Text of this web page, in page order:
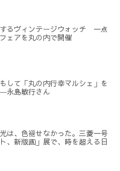
るヴィンテージウォッチ 一点
ェアを丸の内で開催
して「丸の内行幸マルシェ」を
永島敏行さん
は、色褪せなかった。三菱一号
、新版画」展で、時を超える日